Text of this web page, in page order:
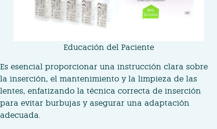
Educación del Paciente
Es esencial proporcionar una instrucción clara sobre
la inserción, el mantenimiento y la limpieza de las
lentes, enfatizando la técnica correcta de inserción
para evitar burbujas y asegurar una adaptación
adecuada.